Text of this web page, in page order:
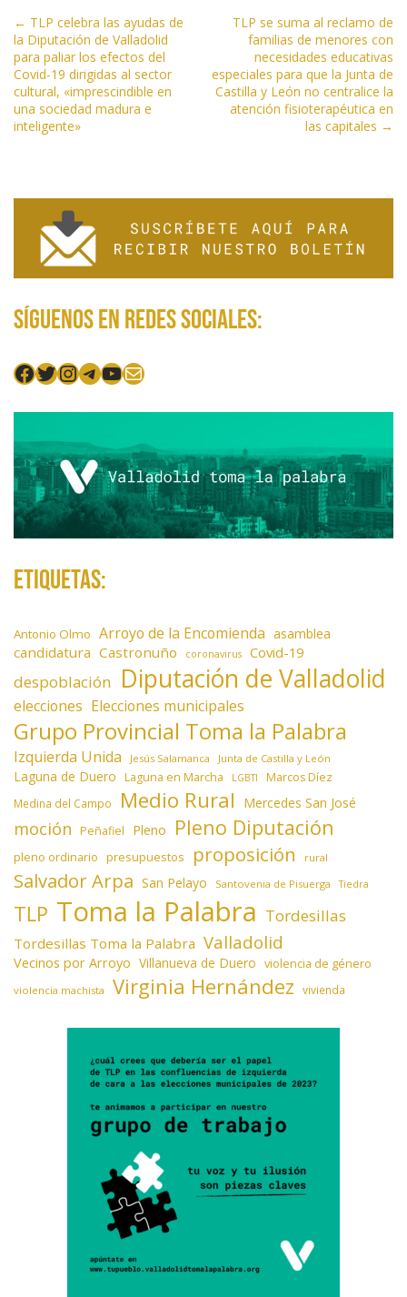
N
a
v
e
g
e
e
n
r
a
s
← TLP celebra las ayudas de
la Diputación de Valladolid
para paliar los efectos del
Covid-19 dirigidas al sector
cultural, «imprescindible en
una sociedad madura e
inteligente»
TLP se suma al reclamo de
familias de menores con
necesidades educativas
especiales para que la Junta de
Castilla y León no centralice la
atención fisioterapéutica en
las capitales →
Síguenos en redes sociales:
Facebook
Twitter
Instagram
Telegram
YouTube
Mail
Etiquetas:
Antonio Olmo Arroyo de la Encomienda asamblea
candidatura Castronuño coronavirus Covid-19
despoblación Diputación de Valladolid
elecciones Elecciones municipales
Grupo Provincial Toma la Palabra
Izquierda Unida Jesús Salamanca Junta de Castilla y León
Laguna de Duero Laguna en Marcha LGBTI Marcos Díez
Medina del Campo Medio Rural Mercedes San José
moción Peñafiel Pleno Pleno Diputación
pleno ordinario presupuestos proposición rural
Salvador Arpa San Pelayo Santovenia de Pisuerga Tiedra
TLP Toma la Palabra Tordesillas
Tordesillas Toma la Palabra Valladolid
Vecinos por Arroyo Villanueva de Duero violencia de género
violencia machista Virginia Hernández vivienda